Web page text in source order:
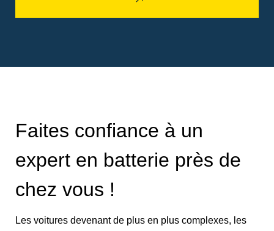
Faites confiance à un
expert en batterie près de
chez vous !
Les voitures devenant de plus en plus complexes, les